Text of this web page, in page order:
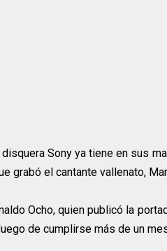
Sony ya tiene en sus
grabó el cantante vallenato,
Ocho, quien publicó la
de cumplirse más de un